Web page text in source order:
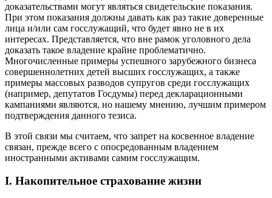
доказательствами могут являться свидетельские показания.
При этом показания должны давать как раз такие доверенные
лица и/или сам госслужащий, что будет явно не в их
интересах. Представляется, что вне рамок уголовного дела
доказать такое владение крайне проблематично.
Многочисленные примеры успешного зарубежного бизнеса
совершеннолетних детей высших госслужащих, а также
примеры массовых разводов супругов среди госслужащих
(например, депутатов Госдумы) перед декларационными
кампаниями являются, но нашему мнению, лучшим примером
подтверждения данного тезиса.
В этой связи мы считаем, что запрет на косвенное владение
связан, прежде всего с опосредованным владением
иностранными активами самим госслужащим.
I. Накопительное страхование жизни